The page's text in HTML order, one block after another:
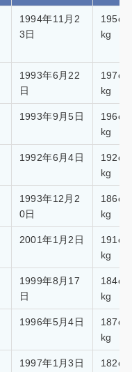
1994年11月2
3日
kg
1993年6月22
日
kg
1993年9月5日
kg
1992年6月4日
kg
1993年12月2
0日
kg
2001年1月2日
kg
1999年8月17
日
kg
1996年5月4日
kg
1997年1月3日